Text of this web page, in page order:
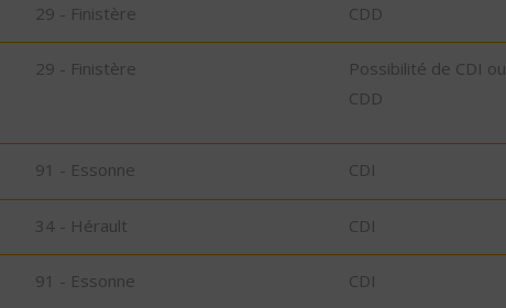
29 - Finistère CDD
29 - Finistère
Possibilité de CDI ou
CDD
91 - Essonne CDI
34 - Hérault CDI
91 - Essonne CDI